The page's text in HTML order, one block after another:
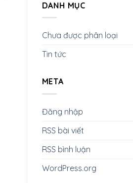
DANH MỤC
Chưa được phân loại
Tin tức
META
Đăng nhập
RSS bài viết
RSS bình luận
WordPress.org